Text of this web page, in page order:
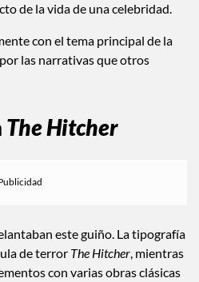
de la vida de una celebridad.
con el tema principal de la
las narrativas que otros
The Hitcher
este guiño. La tipografía
de terror The Hitcher , mientras
con varias obras clásicas